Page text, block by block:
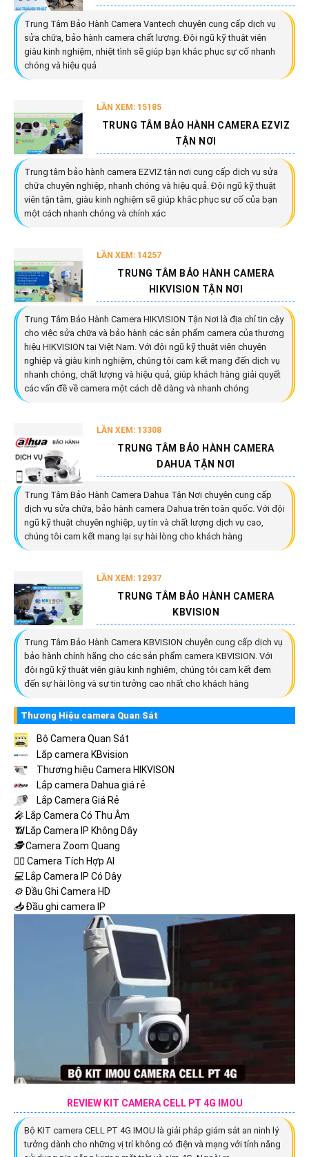
Trung Tâm Bảo Hành Camera Vantech chuyên cung cấp dịch vụ
sửa chữa, bảo hành camera chất lượng. Đội ngũ kỹ thuật viên
giàu kinh nghiệm, nhiệt tình sẽ giúp bạn khắc phục sự cố nhanh
chóng và hiệu quả
LẦN XEM: 15185
TRUNG TÂM BẢO HÀNH CAMERA EZVIZ
TẬN NƠI
Trung tâm bảo hành camera EZVIZ tận nơi cung cấp dịch vụ sửa
chữa chuyên nghiệp, nhanh chóng và hiệu quả. Đội ngũ kỹ thuật
viên tận tâm, giàu kinh nghiệm sẽ giúp khắc phục sự cố của bạn
một cách nhanh chóng và chính xác
LẦN XEM: 14257
TRUNG TÂM BẢO HÀNH CAMERA
HIKVISION TẬN NƠI
Trung Tâm Bảo Hành Camera HIKVISION Tận Nơi là địa chỉ tin cậy
cho việc sửa chữa và bảo hành các sản phẩm camera của thương
hiệu HIKVISION tại Việt Nam. Với đội ngũ kỹ thuật viên chuyên
nghiệp và giàu kinh nghiệm, chúng tôi cam kết mang đến dịch vụ
nhanh chóng, chất lượng và hiệu quả, giúp khách hàng giải quyết
các vấn đề về camera một cách dễ dàng và nhanh chóng
LẦN XEM: 13308
TRUNG TÂM BẢO HÀNH CAMERA
DAHUA TẬN NƠI
Trung Tâm Bảo Hành Camera Dahua Tận Nơi chuyên cung cấp
dịch vụ sửa chữa, bảo hành camera Dahua trên toàn quốc. Với đội
ngũ kỹ thuật chuyên nghiệp, uy tín và chất lượng dịch vụ cao,
chúng tôi cam kết mang lại sự hài lòng cho khách hàng
LẦN XEM: 12937
TRUNG TÂM BẢO HÀNH CAMERA
KBVISION
Trung Tâm Bảo Hành Camera KBVISION chuyên cung cấp dịch vụ
bảo hành chính hãng cho các sản phẩm camera KBVISION. Với
đội ngũ kỹ thuật viên giàu kinh nghiệm, chúng tôi cam kết đem
đến sự hài lòng và sự tin tưởng cao nhất cho khách hàng
Thương Hiệu camera Quan Sát
Bộ Camera Quan Sát
Lắp camera KBvision
Thương hiệu Camera HIKVISON
Lắp camera Dahua giá rẻ
Lắp Camera Giá Rẻ
️🎤️Lắp Camera Có Thu Âm
📶Lắp Camera IP Không Dây
🕵️Camera Zoom Quang
🧛‍♀️ Camera Tích Hợp AI
💻Lắp Camera IP Có Dây
⚙️Đầu Ghi Camera HD
📥Đầu ghi camera IP
REVIEW KIT CAMERA CELL PT 4G IMOU
Bộ KIT camera CELL PT 4G IMOU là giải pháp giám sát an ninh lý
tưởng dành cho những vị trí không có điện và mạng với tính năng